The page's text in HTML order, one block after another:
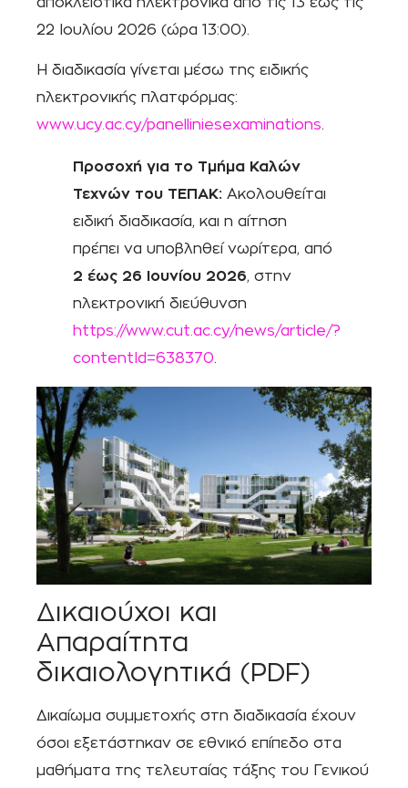
22 Ιουλίου 2026 (ώρα 13:00).
Η διαδικασία γίνεται μέσω της ειδικής
ηλεκτρονικής πλατφόρμας:
www.ucy.ac.cy/panelliniesexaminations.
Προσοχή για το Τμήμα Καλών
Τεχνών του ΤΕΠΑΚ: Ακολουθείται
ειδική διαδικασία, και η αίτηση
πρέπει να υποβληθεί νωρίτερα, από
2 έως 26 Ιουνίου 2026, στην
ηλεκτρονική διεύθυνση
https://www.cut.ac.cy/news/article/?
contentId=638370.
Δικαιούχοι και
Απαραίτητα
δικαιολογητικά (PDF)
Δικαίωμα συμμετοχής στη διαδικασία έχουν
όσοι εξετάστηκαν σε εθνικό επίπεδο στα
μαθήματα της τελευταίας τάξης του Γενικού